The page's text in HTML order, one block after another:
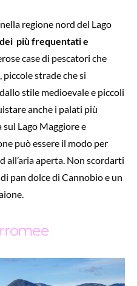
regione nord del Lago
più frequentati e
case di pescatori che
strade che si
stile medioevale e piccoli
anche i palati più
Lago Maggiore e
può essere il modo per
all’aria aperta. Non scordarti
pan dolce di Cannobio e un